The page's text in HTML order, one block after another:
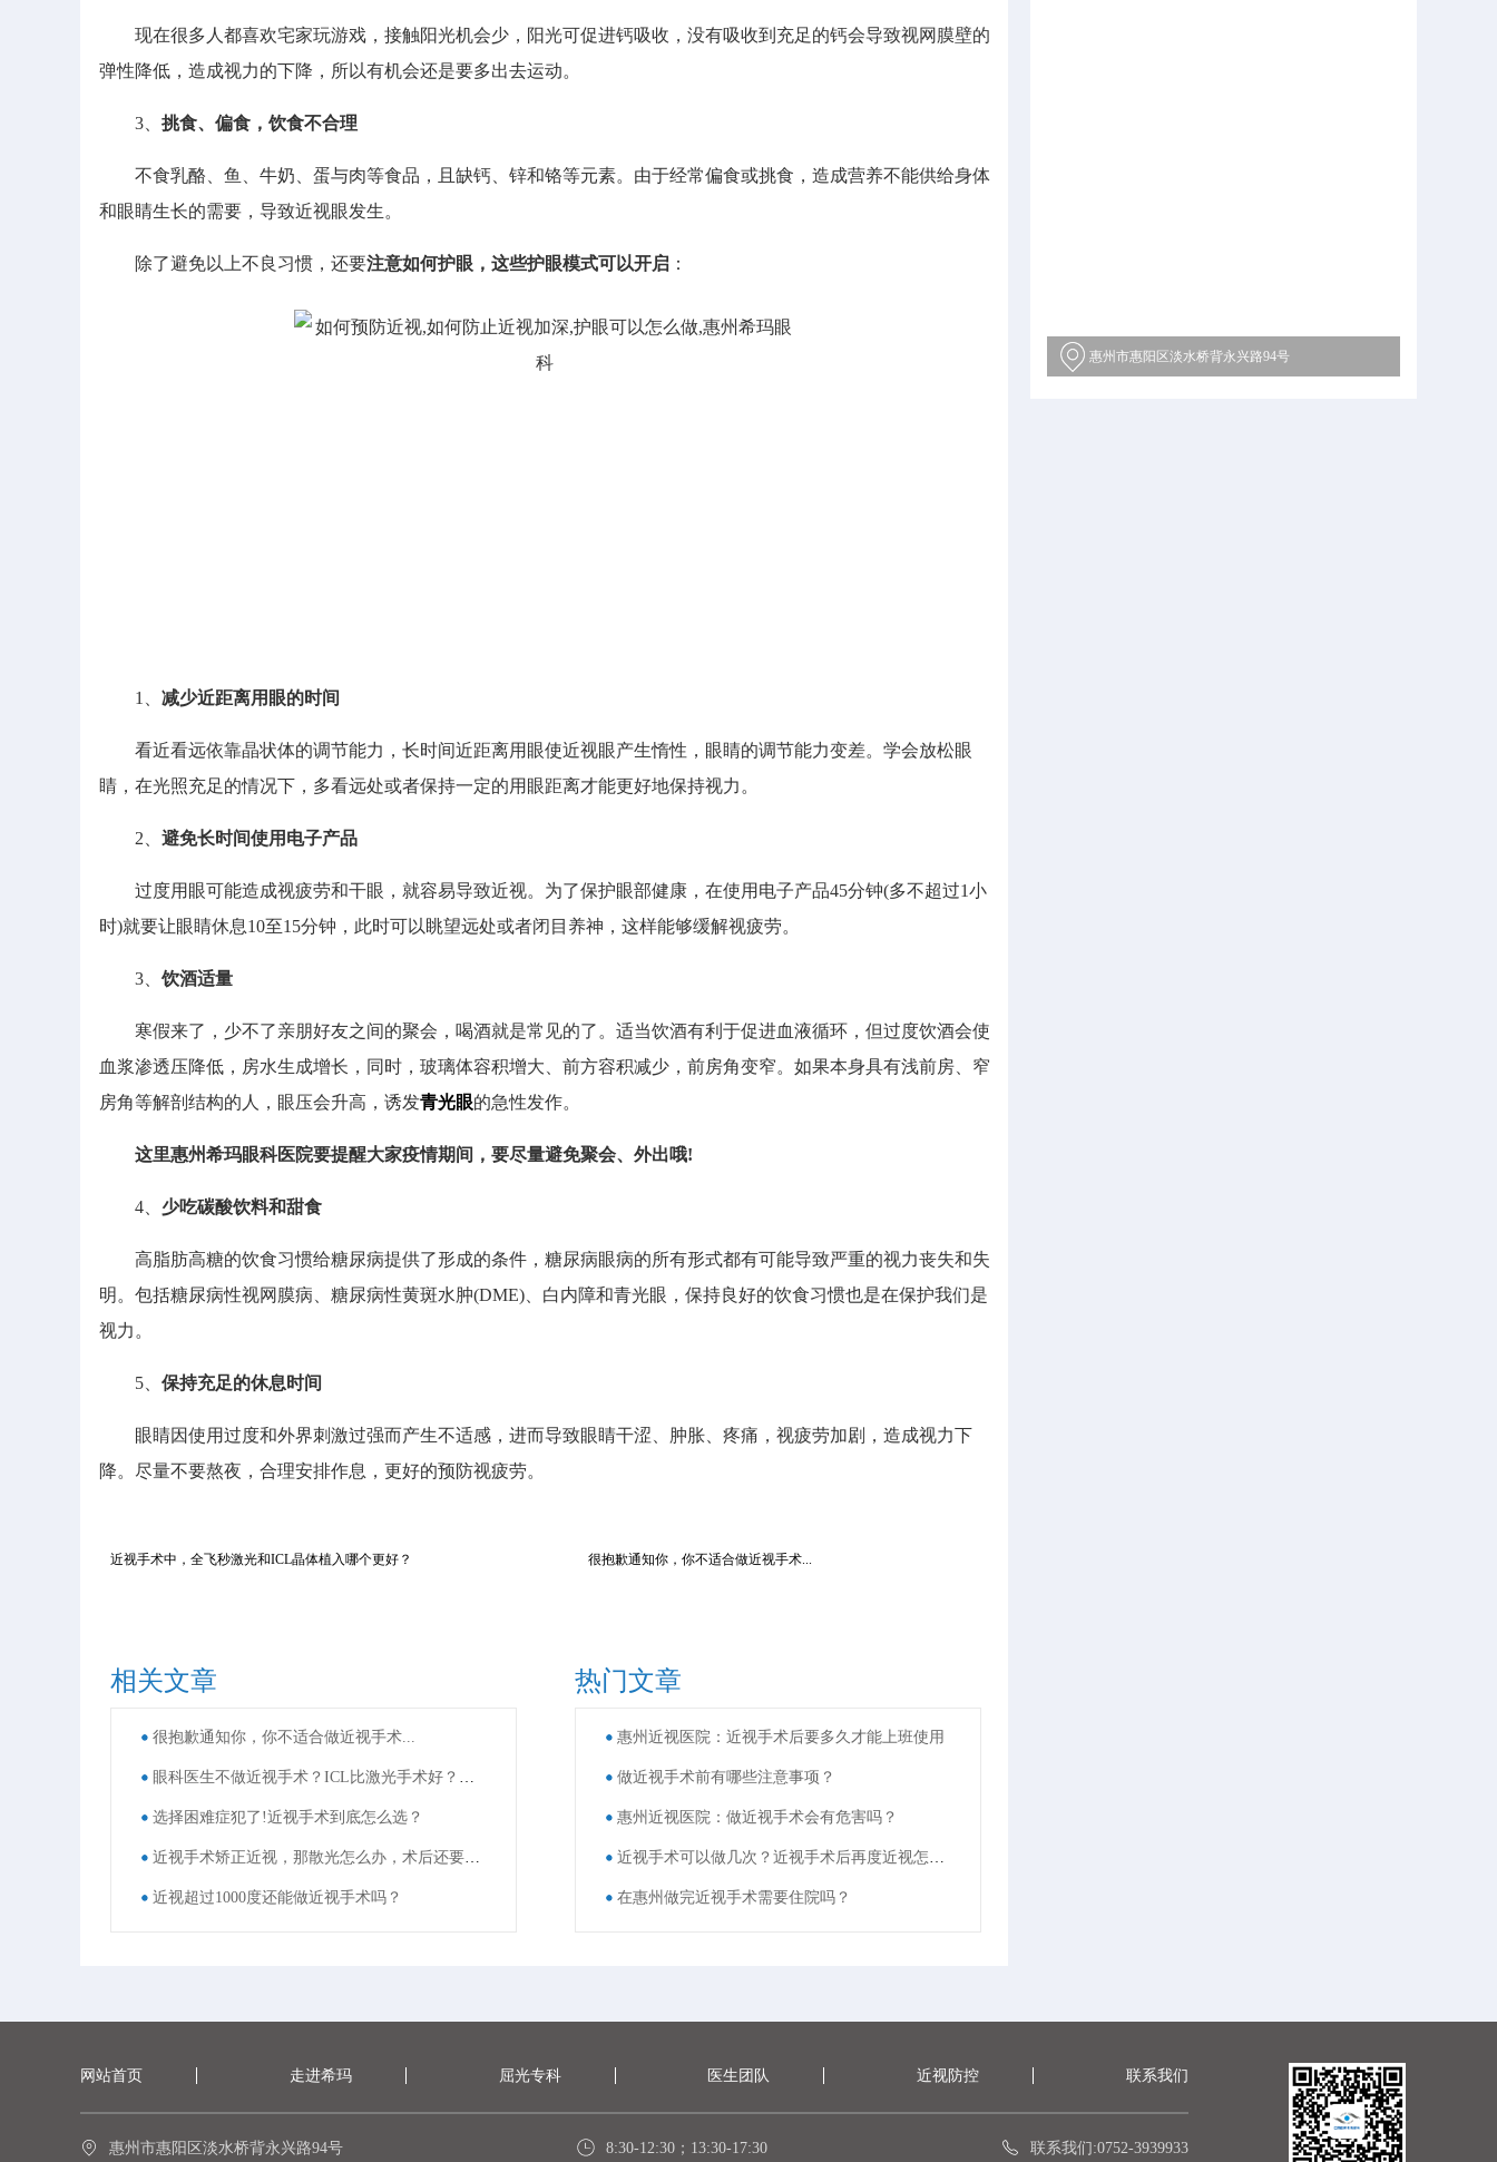
现在很多人都喜欢宅家玩游戏，接触阳光机会少，阳光可促进钙吸收，没有吸收到充足的钙会导致视网膜壁的
弹性降低，造成视力的下降，所以有机会还是要多出去运动。
3、 挑食、偏食，饮食不合理
不食乳酪、鱼、牛奶、蛋与肉等食品，且缺钙、锌和铬等元素。由于经常偏食或挑食，造成营养不能供给身体
和眼睛生长的需要，导致近视眼发生。
除了避免以上不良习惯，还要注意如何护眼，这些护眼模式可以开启 ：
1、 减少近距离用眼的时间
看近看远依靠晶状体的调节能力，长时间近距离用眼使近视眼产生惰性，眼睛的调节能力变差。学会放松眼
睛，在光照充足的情况下，多看远处或者保持一定的用眼距离才能更好地保持视力。
2、 避免长时间使用电子产品
过度用眼可能造成视疲劳和干眼，就容易导致近视。为了保护眼部健康，在使用电子产品45分钟(多不超过1小
时)就要让眼睛休息10至15分钟，此时可以眺望远处或者闭目养神，这样能够缓解视疲劳。
3、 饮酒适量
寒假来了，少不了亲朋好友之间的聚会，喝酒就是常见的了。适当饮酒有利于促进血液循环，但过度饮酒会使
血浆渗透压降低，房水生成增长，同时，玻璃体容积增大、前方容积减少，前房角变窄。如果本身具有浅前房、窄
房角等解剖结构的人，眼压会升高，诱发青光眼的急性发作。
这里惠州希玛眼科医院要提醒大家疫情期间，要尽量避免聚会、外出哦!
4、 少吃碳酸饮料和甜食
高脂肪高糖的饮食习惯给糖尿病提供了形成的条件，糖尿病眼病的所有形式都有可能导致严重的视力丧失和失
明。包括糖尿病性视网膜病、糖尿病性黄斑水肿(DME)、白内障和青光眼，保持良好的饮食习惯也是在保护我们是
视力。
5、 保持充足的休息时间
眼睛因使用过度和外界刺激过强而产生不适感，进而导致眼睛干涩、肿胀、疼痛，视疲劳加剧，造成视力下
降。尽量不要熬夜，合理安排作息，更好的预防视疲劳。
近视手术中，全飞秒激光和ICL晶体植入哪个更好？ 很抱歉通知你，你不适合做近视手术...
相关文章
很抱歉通知你，你不适合做近视手术...
眼科医生不做近视手术？ICL比激光手术好？这些近视手术谣言，别再信了！
选择困难症犯了!近视手术到底怎么选？
近视手术矫正近视，那散光怎么办，术后还要戴眼镜吗？
近视超过1000度还能做近视手术吗？
热门文章
惠州近视医院：近视手术后要多久才能上班使用
做近视手术前有哪些注意事项？
惠州近视医院：做近视手术会有危害吗？
近视手术可以做几次？近视手术后再度近视怎么办？
在惠州做完近视手术需要住院吗？
惠州市惠阳区淡水桥背永兴路94号
网站首页 走进希玛 屈光专科 医生团队 近视防控 联系我们
惠州市惠阳区淡水桥背永兴路94号 8:30-12:30；13:30-17:30 联系我们:0752-3939933